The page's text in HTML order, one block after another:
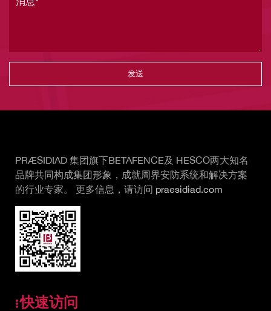
PRÆSIDIAD 集团旗下BETAFENCE及 HESCO两大知名
品牌共同构成集团形象，成就周界安防系统和解决方案
的行业专家。 更多信息，请访问 praesidiad.com
快速访问